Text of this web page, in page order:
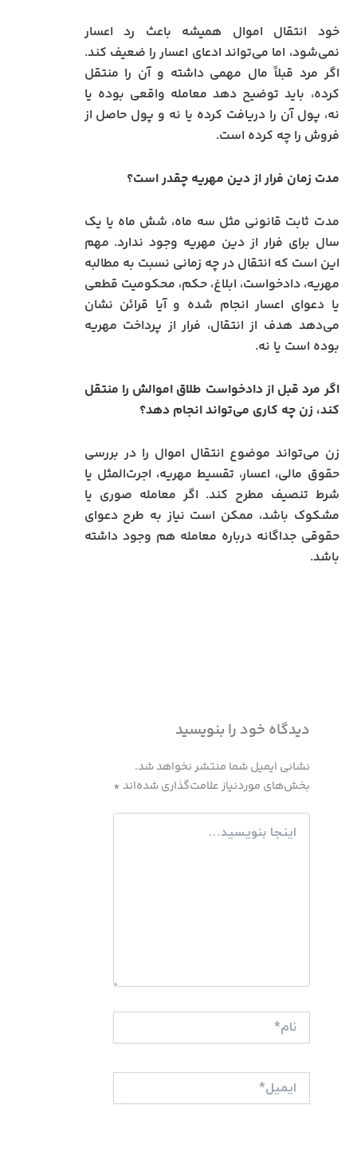
خود انتقال اموال همیشه باعث رد اعسار
نمی‌شود، اما می‌تواند ادعای اعسار را ضعیف کند.
اگر مرد قبلاً مال مهمی داشته و آن را منتقل
کرده، باید توضیح دهد معامله واقعی بوده یا
نه، پول آن را دریافت کرده یا نه و پول حاصل از
فروش را چه کرده است.
مدت زمان فرار از دین مهریه چقدر است؟
مدت ثابت قانونی مثل سه ماه، شش ماه یا یک
سال برای فرار از دین مهریه وجود ندارد. مهم
این است که انتقال در چه زمانی نسبت به مطالبه
مهریه، دادخواست، ابلاغ، حکم، محکومیت قطعی
یا دعوای اعسار انجام شده و آیا قرائن نشان
می‌دهد هدف از انتقال، فرار از پرداخت مهریه
بوده است یا نه.
اگر مرد قبل از دادخواست طلاق اموالش را منتقل
کند، زن چه کاری می‌تواند انجام دهد؟
زن می‌تواند موضوع انتقال اموال را در بررسی
حقوق مالی، اعسار، تقسیط مهریه، اجرت‌المثل یا
شرط تنصیف مطرح کند. اگر معامله صوری یا
مشکوک باشد، ممکن است نیاز به طرح دعوای
حقوقی جداگانه درباره معامله هم وجود داشته
باشد.
دیدگاه‌ خود را بنویسید
نشانی ایمیل شما منتشر نخواهد شد.
بخش‌های موردنیاز علامت‌گذاری شده‌اند *
اینجا
بنویسید…
نام*
ایمیل*